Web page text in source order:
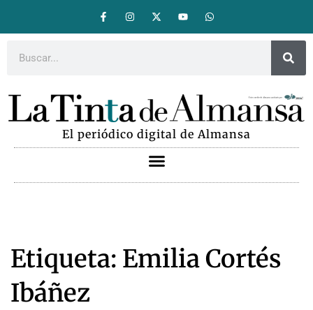
El periódico digital de Almansa
Etiqueta: Emilia Cortés
Ibáñez